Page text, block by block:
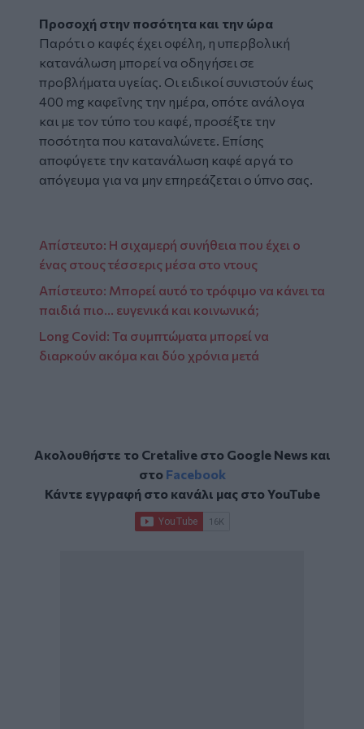
Προσοχή στην ποσότητα και την ώρα
Παρότι ο καφές έχει οφέλη, η υπερβολική
κατανάλωση μπορεί να οδηγήσει σε
προβλήματα υγείας. Οι ειδικοί συνιστούν έως
400 mg καφεΐνης την ημέρα, οπότε ανάλογα
και με τον τύπο του καφέ, προσέξτε την
ποσότητα που καταναλώνετε. Επίσης
αποφύγετε την κατανάλωση καφέ αργά το
απόγευμα για να μην επηρεάζεται ο ύπνο σας.
Aπίστευτο: Η σιχαμερή συνήθεια που έχει ο
ένας στους τέσσερις μέσα στο ντους
Απίστευτο: Μπορεί αυτό το τρόφιμο να κάνει τα
παιδιά πιο… ευγενικά και κοινωνικά;
Long Covid: Τα συμπτώματα μπορεί να
διαρκούν ακόμα και δύο χρόνια μετά
Ακολουθήστε το Cretalive στο Google Newsκαι
στο Facebook
Κάντε εγγραφή στο κανάλι μας στοYouTube